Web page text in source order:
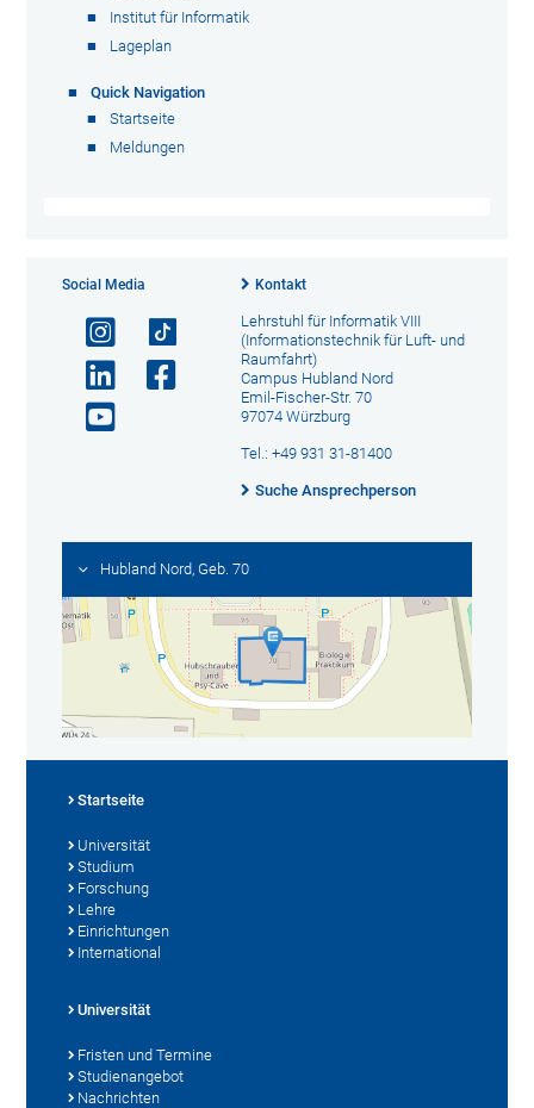
Institut für Informatik
Lageplan
Quick Navigation
Startseite
Meldungen
Social Media Kontakt
Lehrstuhl für Informatik VIII
(Informationstechnik für Luft- und
Raumfahrt)
Campus Hubland Nord
Emil-Fischer-Str. 70
97074 Würzburg
Tel.: +49 931 31-81400
Suche Ansprechperson
Hubland Nord, Geb. 70
Startseite
Universität
Studium
Forschung
Lehre
Einrichtungen
International
Universität
Fristen und Termine
Studienangebot
Nachrichten